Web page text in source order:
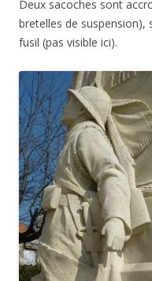
Deux sacoches sont
bretelles de suspension),
fusil (pas visible ici).